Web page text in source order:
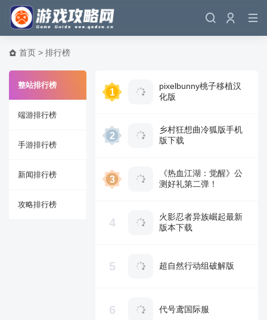
首页 > 排行榜
整站排行榜
端游排行榜
手游排行榜
新闻排行榜
攻略排行榜
1
pixelbunny桃子移植汉
化版
2
乡村狂想曲冷狐版手机
版下载
3
《热血江湖：觉醒》公
测好礼第二弹！
4
火影忍者异族崛起最新
版本下载
5 超自然行动组破解版
6 代号鸢国际服